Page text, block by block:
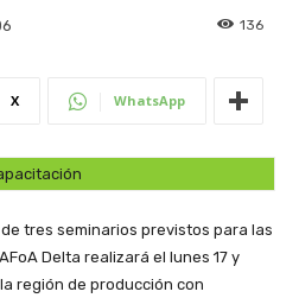
136
X WhatsApp
tres seminarios previstos para las
Delta realizará el lunes 17 y
región de producción con